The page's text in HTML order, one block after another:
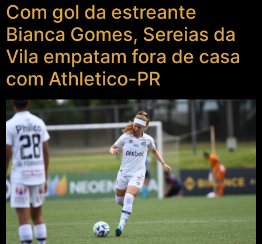
Com gol da estreante
Bianca Gomes, Sereias da
Vila empatam fora de casa
com Athletico-PR